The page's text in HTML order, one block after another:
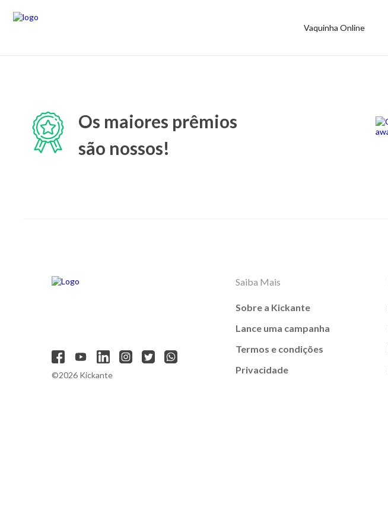
Vaquinha Online
Os maiores prêmios
são nossos!
©2026 Kickante
Saiba Mais
Sobre a Kickante
Lance uma campanha
Termos e condições
Privacidade